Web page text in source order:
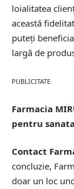
loialitatea
această
puteți
largă de
PUBLICITATE
Farmacia
pentru
Contact
concluzie,
doar un loc